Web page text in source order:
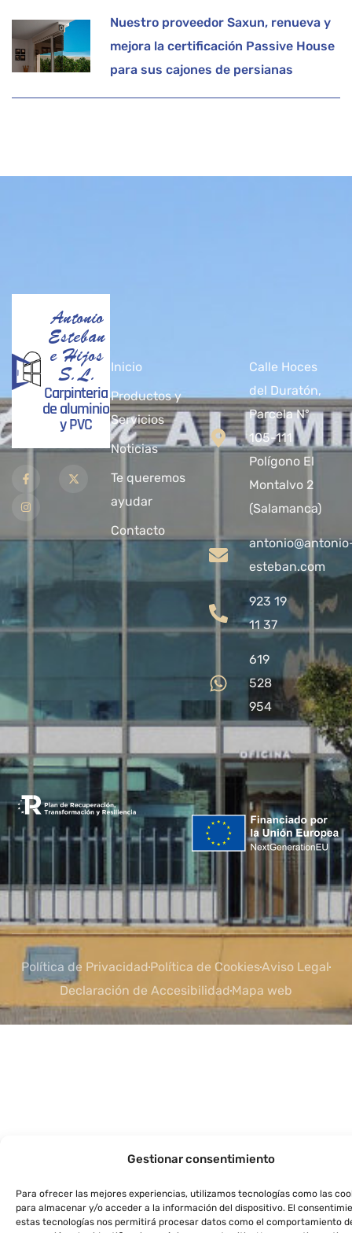
Gestionar consentimiento
Para ofrecer las mejores experiencias, utilizamos tecnologías como las
para almacenar y/o acceder a la información del dispositivo. El
estas tecnologías nos permitirá procesar datos como el comportamiento
Nuestro proveedor Saxun, renueva y
mejora la certificación Passive House
para sus cajones de persianas
Antonio
Esteban
e Hijos
S.L.
Carpinteria
de aluminio
y PVC
Inicio
Productos y
Servicios
Noticias
Te queremos
ayudar
Contacto
Calle Hoces
del Duratón,
Parcela Nº
105-111
Polígono El
Montalvo 2
(Salamanca)
esteban.com
923 19
11 37
619
528
954
Política de Privacidad Política de CookiesAviso Legal
Declaración de Accesibilidad Mapa web